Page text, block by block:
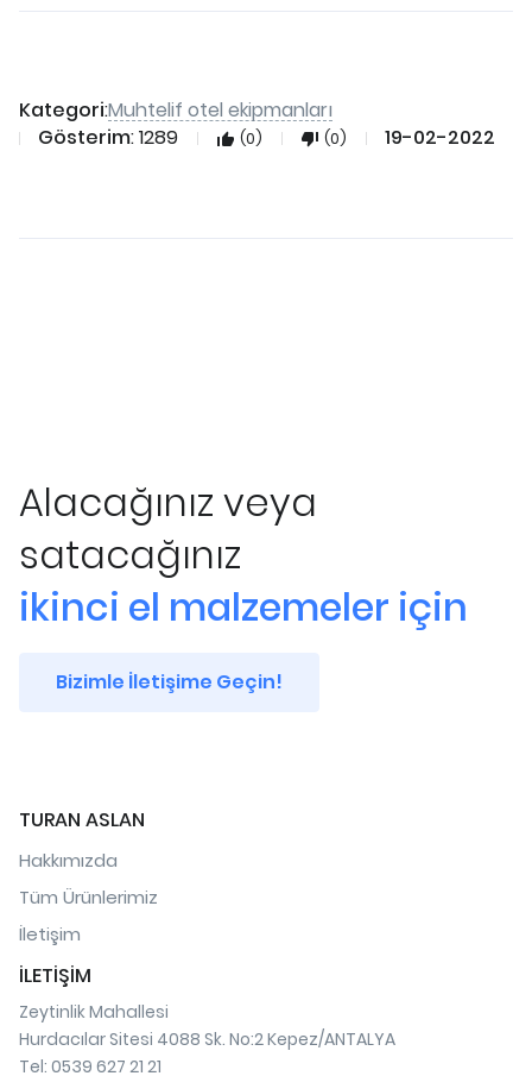
Kategori:Muhtelif otel ekipmanları
Gösterim: 1289 (0) (0) 19-02-2022
Alacağınız veya
satacağınız
ikinci el malzemeler için
Bizimle İletişime Geçin!
TURAN ASLAN
Hakkımızda
Tüm Ürünlerimiz
İletişim
İLETİŞİM
Zeytinlik Mahallesi
Hurdacılar Sitesi 4088 Sk. No:2 Kepez/ANTALYA
Tel: 0539 627 21 21